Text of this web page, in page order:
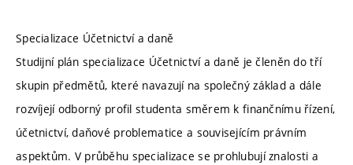
Specializace Účetnictví a daně
Studijní plán specializace Účetnictví a daně je členěn do tří
skupin předmětů, které navazují na společný základ a dále
rozvíjejí odborný profil studenta směrem k finančnímu řízení,
účetnictví, daňové problematice a souvisejícím právním
aspektům. V průběhu specializace se prohlubují znalosti a